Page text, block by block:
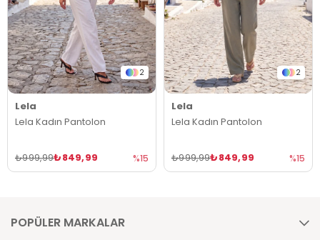
2
Lela
Lela Kadın Pantolon
₺849,99
₺999,99 %15
2
Lela
Lela Kadın Pantolon
₺849,99
₺999,99 %15
POPÜLER MARKALAR